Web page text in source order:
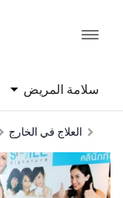
سلامة المريض
العلاج في الخارج